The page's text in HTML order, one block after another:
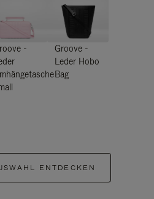
-
Groove -
Leder Hobo
Bag
ENTDECKEN